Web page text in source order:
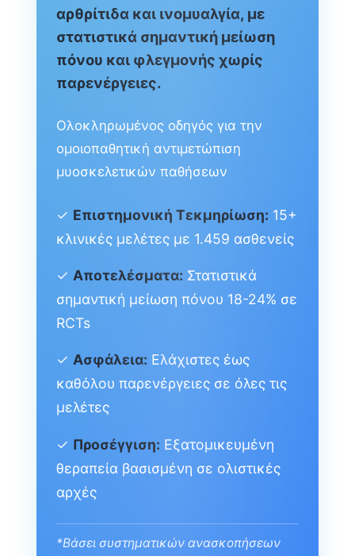
αρθρίτιδα και ινομυαλγία, με
στατιστικά σημαντική μείωση
πόνου και φλεγμονής χωρίς
παρενέργειες.
Ολοκληρωμένος οδηγός για την
ομοιοπαθητική αντιμετώπιση
μυοσκελετικών παθήσεων
✓ Επιστημονική Τεκμηρίωση: 15+
κλινικές μελέτες με 1.459 ασθενείς
✓ Αποτελέσματα: Στατιστικά
σημαντική μείωση πόνου 18-24% σε
RCTs
✓Ασφάλεια: Ελάχιστες έως
καθόλου παρενέργειες σε όλες τις
μελέτες
✓ Προσέγγιση: Εξατομικευμένη
θεραπεία βασισμένη σε ολιστικές
αρχές
*Βάσει συστηματικών ανασκοπήσεων